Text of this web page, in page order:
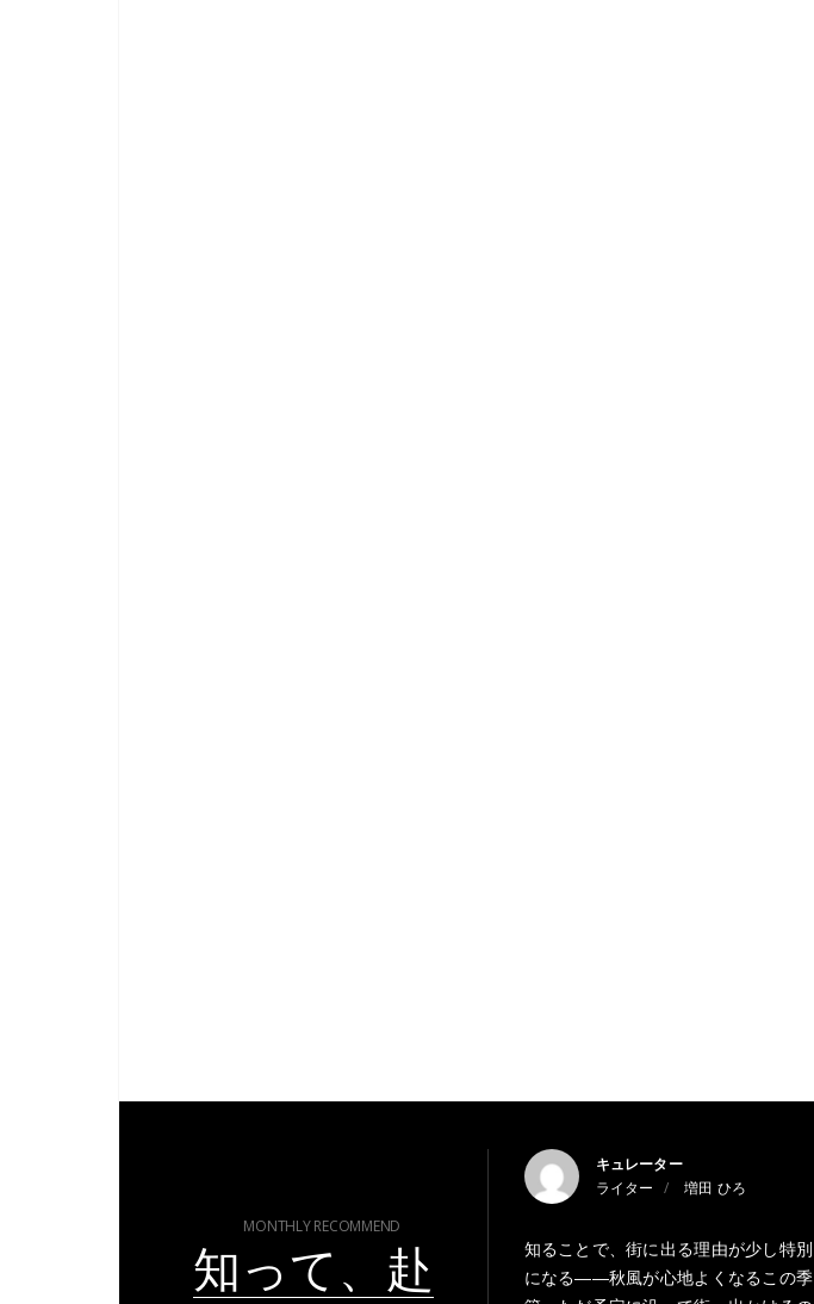
MONTHLY RECOMMEND
知って、赴
キュレーター
ライター
増田 ひろ
知ることで、街に出る理由が少し特別
になる――秋風が心地よくなるこの季